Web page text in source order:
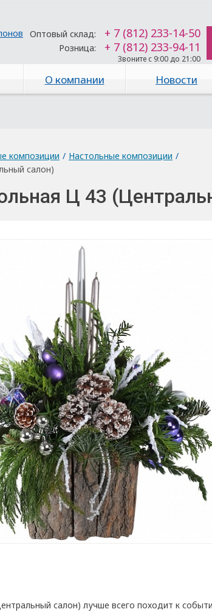
Оптовый склад: + 7 (812) 233-14-50
Розница: + 7 (812) 233-94-11
Звоните с 9:00 до 21:00
О компании Новости
композиции / Настольные композиции /
салон)
Ц 43
салон) лучше всего походит к